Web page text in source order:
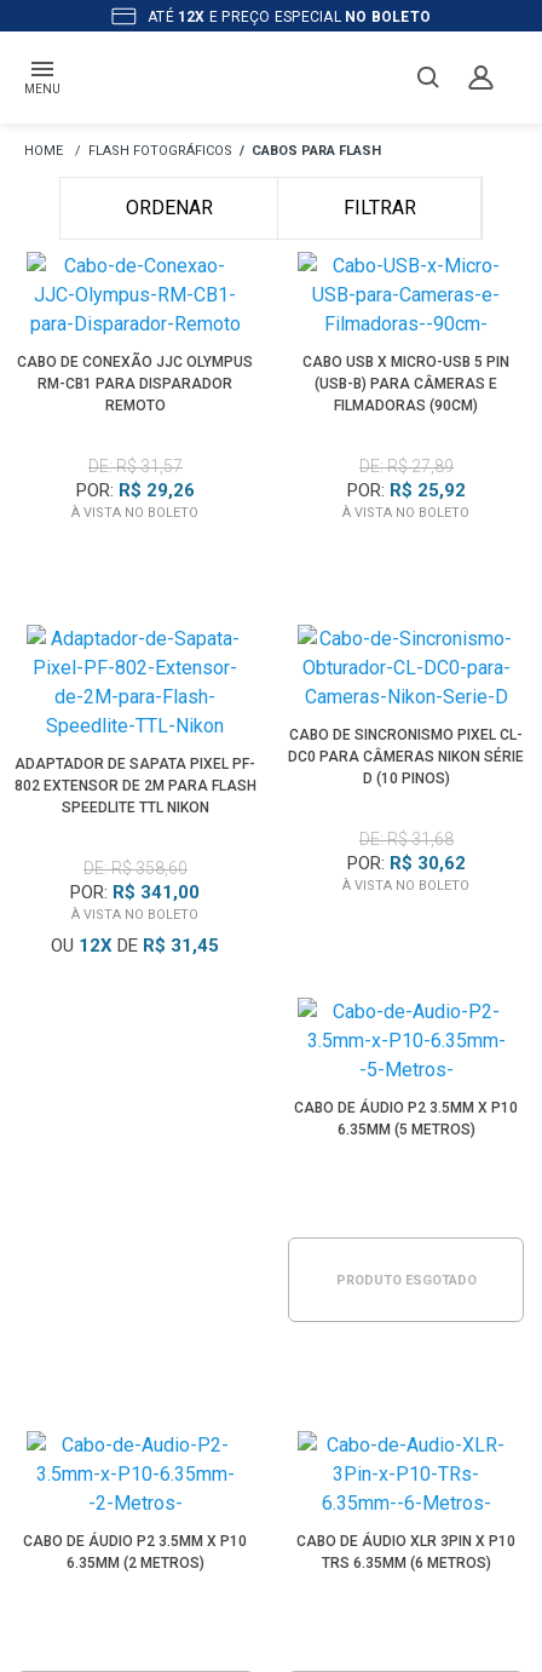
ATÉ 12X E PREÇO ESPECIAL NO BOLETO
MENU
FLASH FOTOGRÁFICOS CABOS PARA FLASH
ORDENAR FILTRAR
CABO DE CONEXÃO JJC OLYMPUS
RM-CB1 PARA DISPARADOR
REMOTO
DE: R$ 31,57
POR: R$ 29,26
À VISTA NO BOLETO
CABO USB X MICRO-USB 5 PIN
(USB-B) PARA CÂMERAS E
FILMADORAS (90CM)
DE: R$ 27,89
POR: R$ 25,92
À VISTA NO BOLETO
ADAPTADOR DE SAPATA PIXEL PF-
802 EXTENSOR DE 2M PARA FLASH
SPEEDLITE TTL NIKON
DE: R$ 358,60
POR: R$ 341,00
À VISTA NO BOLETO
OU 12X DE R$ 31,45
CABO DE SINCRONISMO PIXEL CL-
DC0 PARA CÂMERAS NIKON SÉRIE
D (10 PINOS)
DE: R$ 31,68
POR: R$ 30,62
À VISTA NO BOLETO
CABO DE ÁUDIO P2 3.5MM X P10
6.35MM (5 METROS)
PRODUTO ESGOTADO
CABO DE ÁUDIO P2 3.5MM X P10
6.35MM (2 METROS)
CABO DE ÁUDIO XLR 3PIN X P10
TRS 6.35MM (6 METROS)